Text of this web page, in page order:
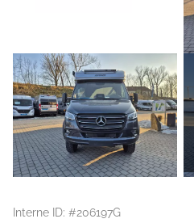
Interne ID: #206197G